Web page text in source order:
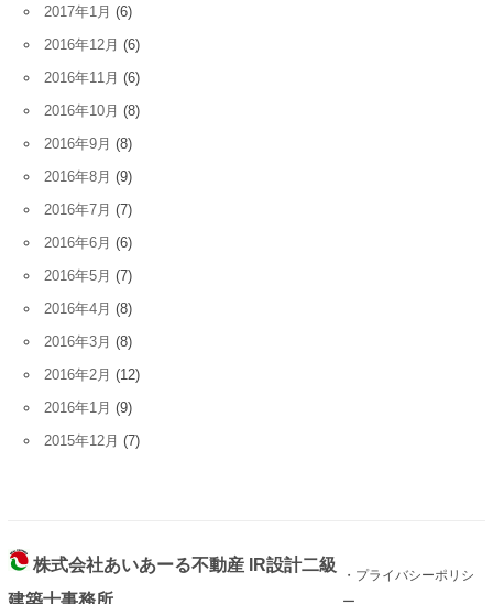
2017年1月 (6)
2016年12月 (6)
2016年11月 (6)
2016年10月 (8)
2016年9月 (8)
2016年8月 (9)
2016年7月 (7)
2016年6月 (6)
2016年5月 (7)
2016年4月 (8)
2016年3月 (8)
2016年2月 (12)
2016年1月 (9)
2015年12月 (7)
株式会社あいあーる不動産 IR設計二級
建築士事務所
・プライバシーポリシ